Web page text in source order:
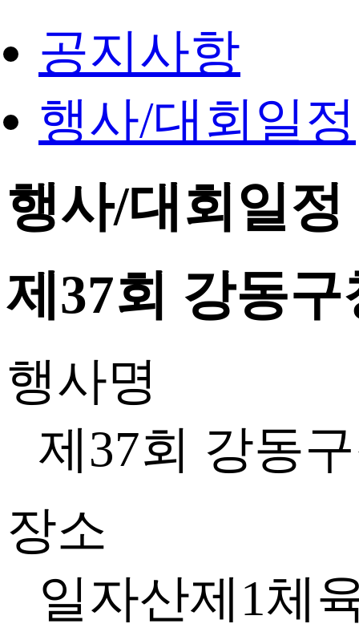
공지사항
행사/대회일정
행사/대회일정
제37회 강동
행사명
제37회 강동
장소
일자산제1체